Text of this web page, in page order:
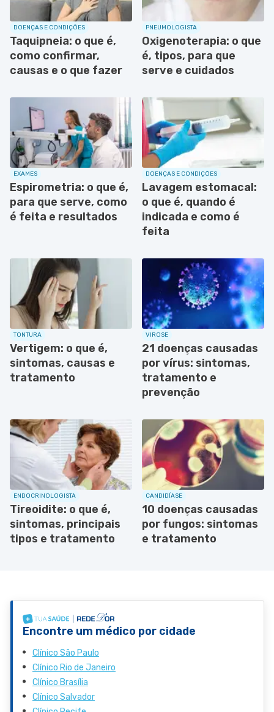
DOENÇAS E CONDIÇÕES
Taquipneia: o que é,
como confirmar,
causas e o que fazer
PNEUMOLOGISTA
Oxigenoterapia: o que
é, tipos, para que
serve e cuidados
EXAMES
Espirometria: o que é,
para que serve, como
é feita e resultados
DOENÇAS E CONDIÇÕES
Lavagem estomacal:
o que é, quando é
indicada e como é
feita
TONTURA
Vertigem: o que é,
sintomas, causas e
tratamento
VIROSE
21 doenças causadas
por vírus: sintomas,
tratamento e
prevenção
ENDOCRINOLOGISTA
Tireoidite: o que é,
sintomas, principais
tipos e tratamento
CANDIDÍASE
10 doenças causadas
por fungos: sintomas
e tratamento
Encontre um médico por cidade
Clínico São Paulo
Clínico Rio de Janeiro
Clínico Brasília
Clínico Salvador